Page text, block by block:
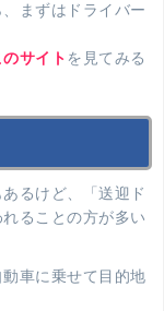
まずはドライバー
のサイト を見てみる
るけど、「送迎ド
ることの方が多い
車に乗せて目的地